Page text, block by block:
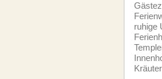
ruhige